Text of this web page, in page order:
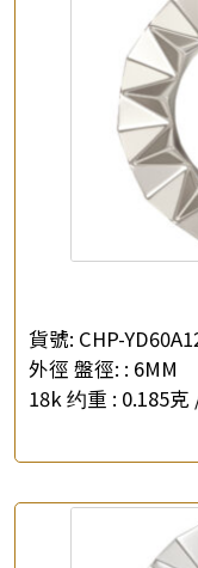
產品查詢
*你的名字
公司名稱
e-mail
查詢以下產
貨號: CHP-
外徑 盤徑: : 6MM
18k 约重 : 0.185克